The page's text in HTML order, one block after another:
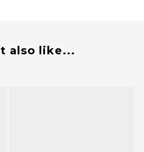
also like...